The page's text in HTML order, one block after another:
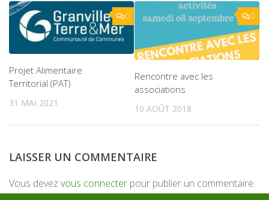
0
Projet Alimentaire
Territorial (PAT)
31 MAI 2021
0
Rencontre avec les
associations
10 AOÛT 2018
LAISSER UN COMMENTAIRE
Vous devez vous connecter pour publier un commentaire.